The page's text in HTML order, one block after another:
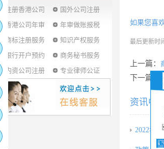
注册香港公司
国外公司注册
香港公司年审
年审做账报税
商标注册服务
知识产权服务
银行开户预约
商务秘书服务
内资公司注册
专业律师公证
如果您喜
最后更新时
上一篇：
下一篇：
资讯中
2022年